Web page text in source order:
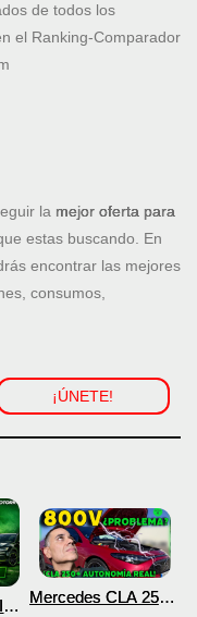
de todos los
el Ranking-Comparador
la mejor oferta para
estas buscando. En
encontrar las mejores
consumos,
¡ÚNETE!
Mercedes CLA 250+